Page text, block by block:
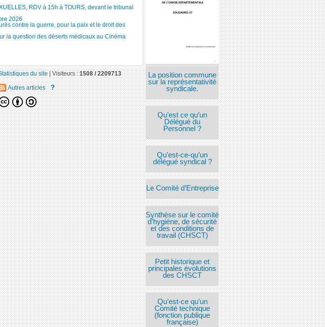
RDV à 15h à TOURS, devant le tribunal
2026
contre la guerre, pour la paix et le droit des
la question des déserts médicaux au Cinéma
La position commune
sur la représentativité
syndicale.
Qu’est ce qu’un
Délégué du
Personnel ?
Qu’est-ce-qu’un
délégué syndical ?
Le Comité d’Entreprise
Synthèse sur le comité
d’hygiène, de sécurité
et des conditions de
travail (CHSCT)
Petit historique et
principales évolutions
des CHSCT
Qu’est-ce qu’un
Comité technique
(fonction publique
française)
du site|Visiteurs :1508 / 2209713
Autres articles ?